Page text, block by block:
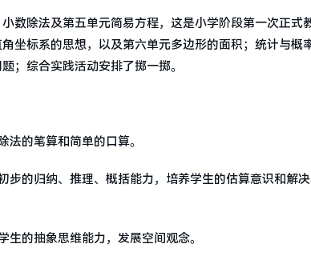
数除法及第五单元简易方程，这是小学阶段第一次正式
坐标系的思想，以及第六单元多边形的面积；统计与概
；综合实践活动安排了掷一掷。
的笔算和简单的口算。
的归纳、推理、概括能力，培养学生的估算意识和解决
的抽象思维能力，发展空间观念。